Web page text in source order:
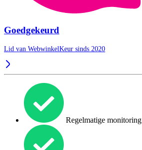
Goedgekeurd
Lid van WebwinkelKeur sinds 2020
Regelmatige monitoring